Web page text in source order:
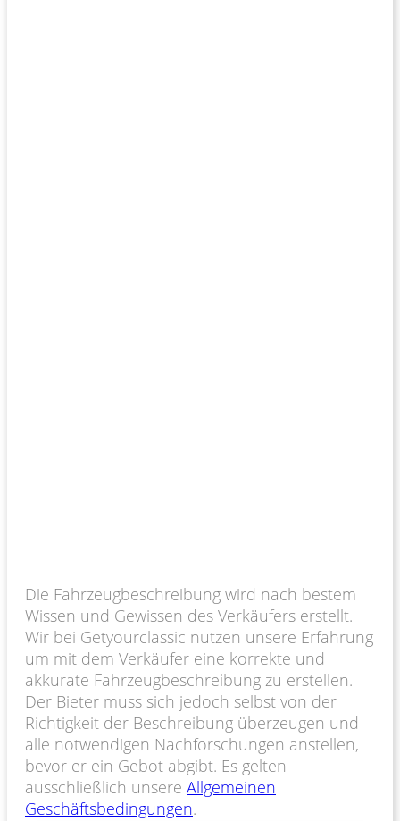
Die Fahrzeugbeschreibung wird nach bestem
Wissen und Gewissen des Verkäufers erstellt.
Wir bei Getyourclassic nutzen unsere Erfahrung
um mit dem Verkäufer eine korrekte und
akkurate Fahrzeugbeschreibung zu erstellen.
Der Bieter muss sich jedoch selbst von der
Richtigkeit der Beschreibung überzeugen und
alle notwendigen Nachforschungen anstellen,
bevor er ein Gebot abgibt. Es gelten
ausschließlich unsere Allgemeinen
Geschäftsbedingungen.